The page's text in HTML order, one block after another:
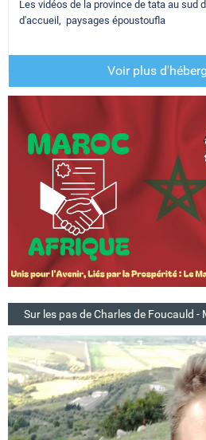
Les vidéos de la province de tata au sud
d'accueil, paysages époustoufla
Voir plus
Sur les pas de Charles de Foucauld -